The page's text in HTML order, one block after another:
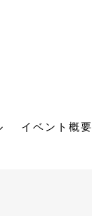
イベント概要